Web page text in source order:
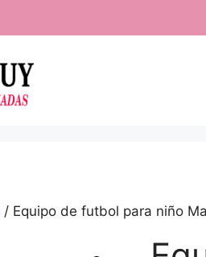
/ Equipo de futbol para niño